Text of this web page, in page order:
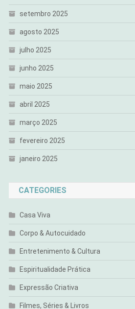
setembro 2025
agosto 2025
julho 2025
junho 2025
maio 2025
abril 2025
março 2025
fevereiro 2025
janeiro 2025
CATEGORIES
Casa Viva
Corpo & Autocuidado
Entretenimento & Cultura
Espiritualidade Prática
Expressão Criativa
Filmes, Séries & Livros